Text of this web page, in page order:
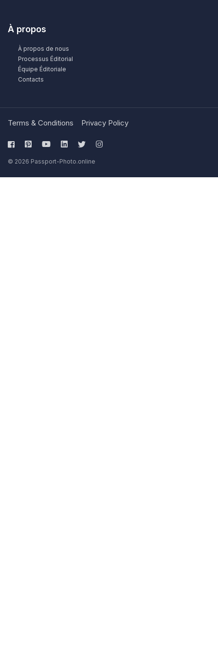
À propos
À propos de nous
Processus Éditorial
Équipe Éditoriale
Contacts
Terms & Conditions Privacy Policy
© 2026 Passport-Photo.online